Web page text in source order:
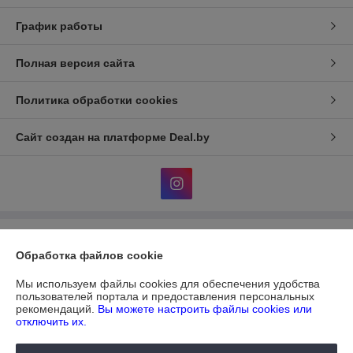
График работы
Полная версия сайта
Политика обработки cookies
Сайт создан на платформе Deal.by
г.Минск,пр.Независимости,95,к.3,ком.32а
Регистрационный номер ЕГР: 690303612
УНП: 690303612
Обработка файлов cookie
Мы используем файлы cookies для обеспечения удобства
пользователей портала и предоставления персональных
рекомендаций. Вы можете настроить файлы cookies или
отключить их.